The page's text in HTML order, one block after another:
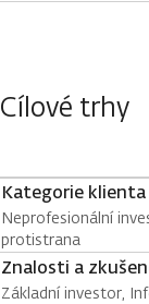
Cílové trhy
Kategorie klienta
Neprofesionální
protistrana
Znalosti a
Základní investor,